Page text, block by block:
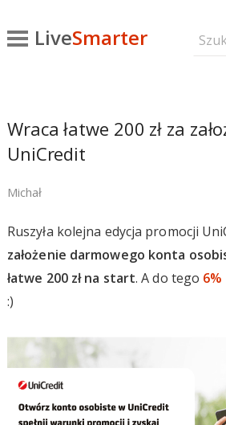
LiveSmarter
Wraca łatwe 200 zł za
UniCredit
Michał
Ruszyła kolejna edycja promocji
założenie darmowego konta
łatwe 200 zł na start. A do tego
:)